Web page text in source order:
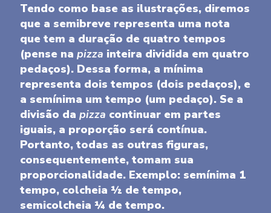
Tendo como base as ilustrações, diremos
que a semibreve representa uma nota
que tem a duração de quatro tempos
(pense na pizza inteira dividida em quatro
pedaços). Dessa forma, a mínima
representa dois tempos (dois pedaços), e
a semínima um tempo (um pedaço). Se a
divisão da pizza continuar em partes
iguais, a proporção será contínua.
Portanto, todas as outras figuras,
consequentemente, tomam sua
proporcionalidade. Exemplo: semínima 1
tempo, colcheia ½ de tempo,
semicolcheia ¼ de tempo.